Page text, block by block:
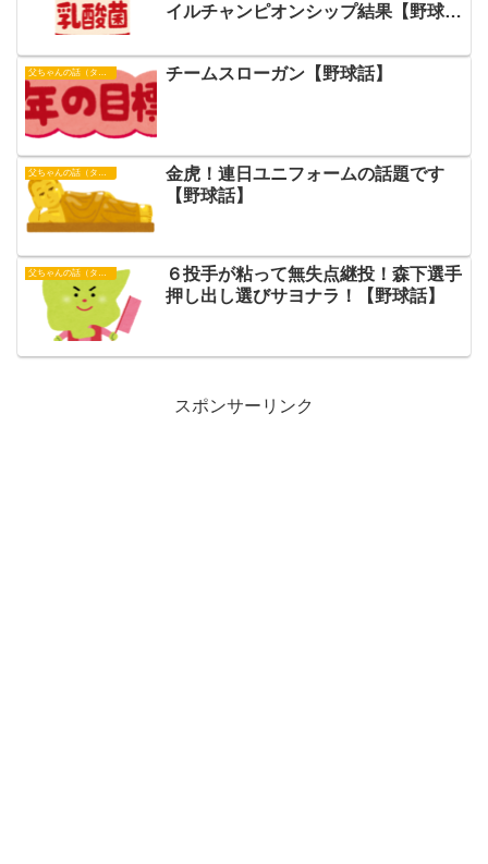
イルチャンピオンシップ結果【野球話
父ちゃんの話（タイガース） チームスローガン【野球話】
父ちゃんの話（タイガース）
金虎！連日ユニフォームの話題です
【野球話】
父ちゃんの話（タイガース）
６投手が粘って無失点継投！森下選手
押し出し選びサヨナラ！【野球話】
スポンサーリンク